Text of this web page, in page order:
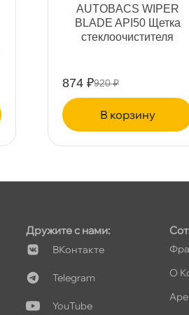
AUTOBACS WIPER
BLADE API50 Щетка
стеклоочистителя
874 ₽920 ₽
корзину
Дружите с нами:
Контакте
Telegram
YouTube
О